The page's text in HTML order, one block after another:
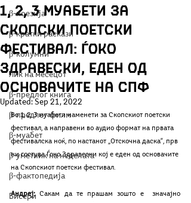
β-поезија
β-кратки раскази
β-колумни
Лик на месецот
β-предлог книга
β-предлог филм
β-муабет
β-уметник на неделата
β-фактопедија
Бисери
1, 2, 3 муабети за
Скопски поетски
фестивал: Ѓоко
Здравески, еден од
основачите на СПФ
Updated: Sep 21, 2022
Во 1, 2, 3 муабети наменети за Скопскиот поетски
фестивал, а направени во аудио формат на првата
фестивалска ноќ, по настанот „Отскочна даска“, прв
ни гостува Ѓоко Здравески кој е еден од основачите
на Скопскиот поетски фестивал.
Андреј: Сакам да те прашам зошто е  значајно